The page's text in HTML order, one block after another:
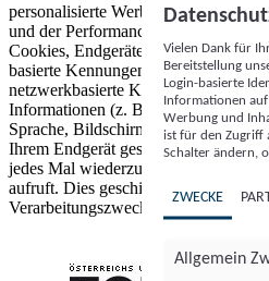
personalisierte Werbung und Inhalte,
und der Performance von Inhalten
Cookies, Endgeräte- oder ähnliche
basierte Kennungen, zufällig
netzwerkbasierte Kennungen)
Informationen (z. B. Browsertyp
Sprache, Bildschirmgröße,
Ihrem Endgerät gespeichert oder von
jedes Mal wiederzuerkennen, wenn
aufruft. Dies geschieht für einen oder
Verarbeitungszwecke.
Vielen Dank für
Bereitstellung
Login-basierte
Informationen
Werbung und
ist für den Zugriff
Schalter ändern,
ZWECKE
Allgemein